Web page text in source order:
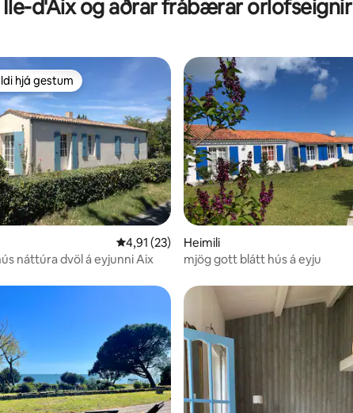
Île-d'Aix og aðrar frábærar orlofseignir
19 umsagnir
hjá gestum
hjá gestum
4,91 af 5 í meðaleinkunn, 23 umsagnir
4,91 (23)
náttúra dvöl á eyjunni Aix
Heimili
mjög gott blátt hús á eyju